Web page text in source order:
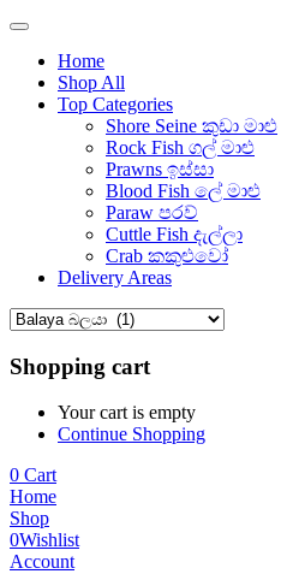
Home
Shop All
Top Categories
Shore Seine කුඩා මාළු
Rock Fish ගල් මාළු
Prawns ඉස්සා
Blood Fish ලේ මාළු
Paraw පරව්
Cuttle Fish දැල්ලා
Crab කකුළුවෝ
Delivery Areas
Shopping cart
Your cart is empty
Continue Shopping
0 Cart
Home
Shop
0Wishlist
Account